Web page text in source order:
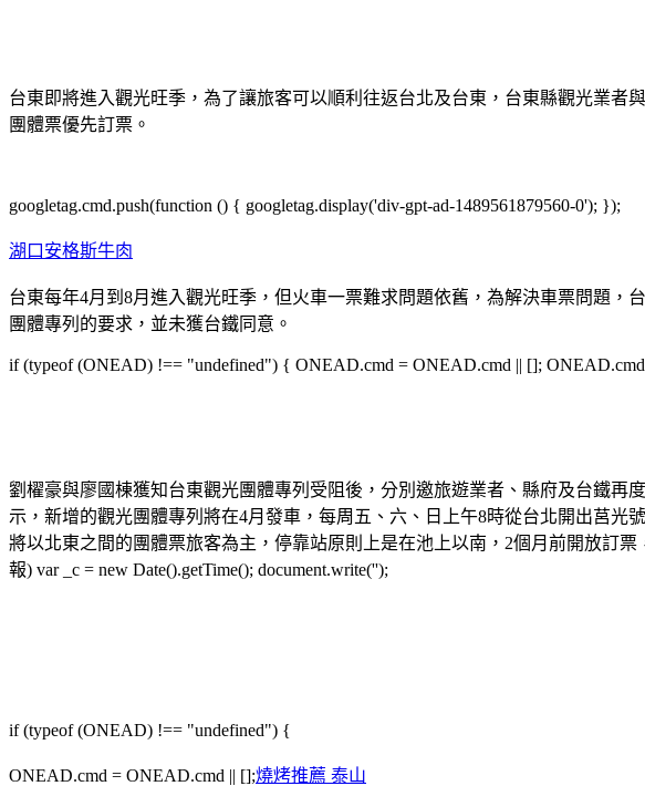
台東即將進入觀光旺季，為了讓旅客可以順利往返台北及台東，台東縣觀光業
團體票優先訂票。
googletag.cmd.push(function () { googletag.display('div-gpt-ad-1489561879560-0'); });
湖口安格斯牛肉
台東每年4月到8月進入觀光旺季，但火車一票難求問題依舊，為解決車票問題
團體專列的要求，並未獲台鐵同意。
if (typeof (ONEAD) !== "undefined") { ONEAD.cmd = ONEAD.cmd || [];
劉櫂豪與廖國棟獲知台東觀光團體專列受阻後，分別邀旅遊業者、縣府及台鐵
示，新增的觀光團體專列將在4月發車，每周五、六、日上午8時從台北開出莒
將以北東之間的團體票旅客為主，停靠站原則上是在池上以南，2個月前開放訂
報) var _c = new Date().getTime(); document.write('');
if (typeof (ONEAD) !== "undefined") {
ONEAD.cmd = ONEAD.cmd || [];燒烤推薦 泰山